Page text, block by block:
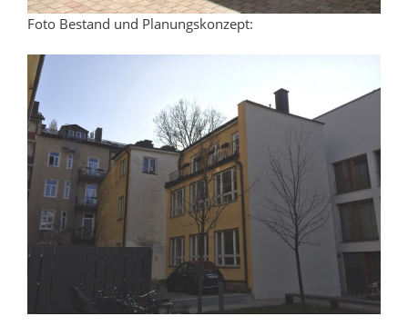
Foto Bestand und Planungskonzept: